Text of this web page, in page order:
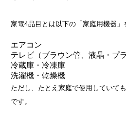
家電4品目とは以下の「家庭用機器」
エアコン
テレビ（ブラウン管、液晶・プラ
冷蔵庫・冷凍庫
洗濯機・乾燥機
ただし、たとえ家庭で使用していて
です。